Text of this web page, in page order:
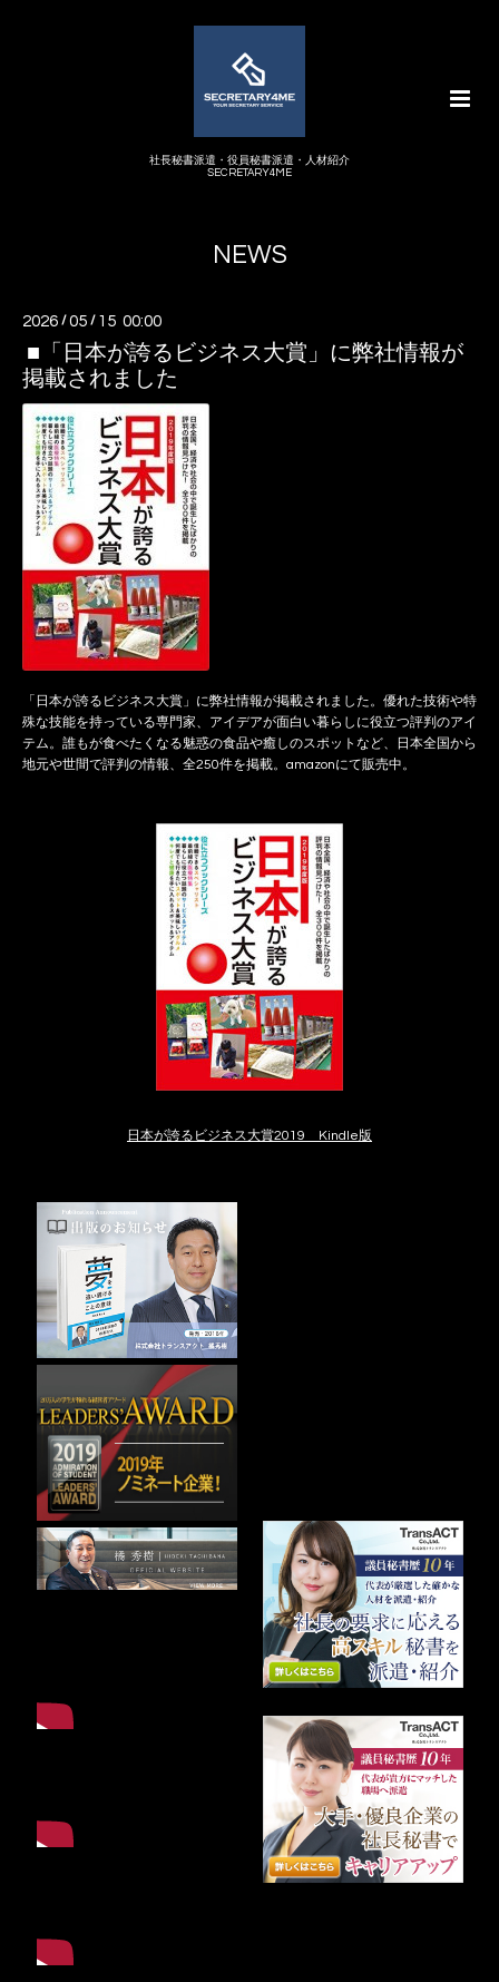
社長秘書派遣・役員秘書派遣・人材紹介
SECRETARY4ME
NEWS
2026 /05 / 15 00:00
■「日本が誇るビジネス大賞」に弊社情報が
掲載されました
「日本が誇るビジネス大賞」に弊社情報が掲載されました。優れた技術や特
殊な技能を持っている専門家、アイデアが面白い暮らしに役立つ評判のアイ
テム。誰もが食べたくなる魅惑の食品や癒しのスポットなど、日本全国から
地元や世間で評判の情報、全250件を掲載。amazonにて販売中。
日本が誇るビジネス大賞2019 Kindle版